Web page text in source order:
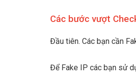
Các bước vượt
Đầu tiên. Các bạn cần
Để Fake IP các bạn sử